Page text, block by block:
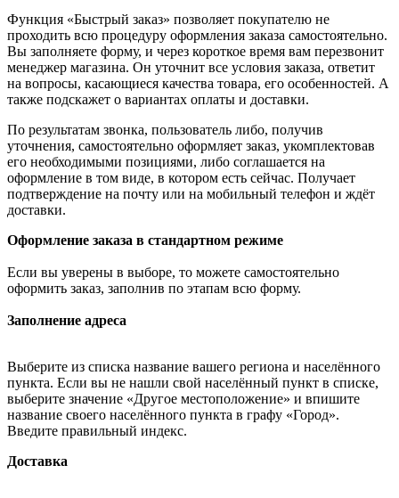
Функция «Быстрый заказ» позволяет покупателю не
проходить всю процедуру оформления заказа самостоятельно.
Вы заполняете форму, и через короткое время вам перезвонит
менеджер магазина. Он уточнит все условия заказа, ответит
на вопросы, касающиеся качества товара, его особенностей. А
также подскажет о вариантах оплаты и доставки.
По результатам звонка, пользователь либо, получив
уточнения, самостоятельно оформляет заказ, укомплектовав
его необходимыми позициями, либо соглашается на
оформление в том виде, в котором есть сейчас. Получает
подтверждение на почту или на мобильный телефон и ждёт
доставки.
Оформление заказа в стандартном режиме
Если вы уверены в выборе, то можете самостоятельно
оформить заказ, заполнив по этапам всю форму.
Заполнение адреса
Выберите из списка название вашего региона и населённого
пункта. Если вы не нашли свой населённый пункт в списке,
выберите значение «Другое местоположение» и впишите
название своего населённого пункта в графу «Город».
Введите правильный индекс.
Доставка